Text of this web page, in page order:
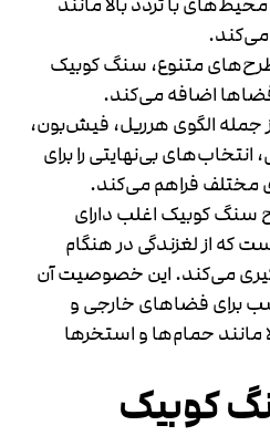
می‌کند.
طرح‌های متنوع، سنگ کوبیک
اضافه می‌کند.
الگوی هرریل، فیش‌بون،
بی‌نهایتی را برای
مختلف فراهم می‌کند.
کوبیک اغلب دارای
که از لغزندگی در هنگام
می‌کند. این خصوصیت آن
برای فضاهای خارجی و
مانند حمام‌ها و استخرها
کوبیک